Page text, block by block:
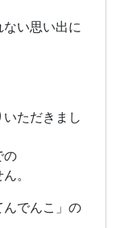
い思い出に
ただきまし
の
。
んでんこ」の